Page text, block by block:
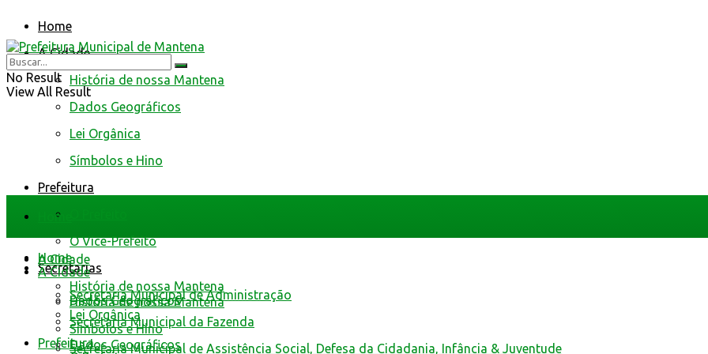
Home
A Cidade
História de nossa Mantena
Dados Geográficos
Lei Orgânica
Símbolos e Hino
Prefeitura
O Vice-Prefeito
Secretarias
Secretaria Municipal de Administração
Secretaria Municipal da Fazenda
Secretaria Municipal de Assistência Social, Defesa da Cidadania, Infância & Juventude
No Result
View All Result
Home
A Cidade
História de nossa Mantena
Dados Geográficos
Home
A Cidade
História de nossa Mantena
Dados Geográficos
Lei Orgânica
Símbolos e Hino
Prefeitura